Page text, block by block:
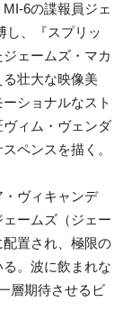
6の諜報員ジェ
し、『スプリッ
ェームズ・マカ
壮大な映像美
ショナルなスト
ィム・ヴェンダ
ペンスを描く。
・ヴィキャンデ
ームズ（ジェー
置され、極限の
。波に飲まれな
層期待させるビ